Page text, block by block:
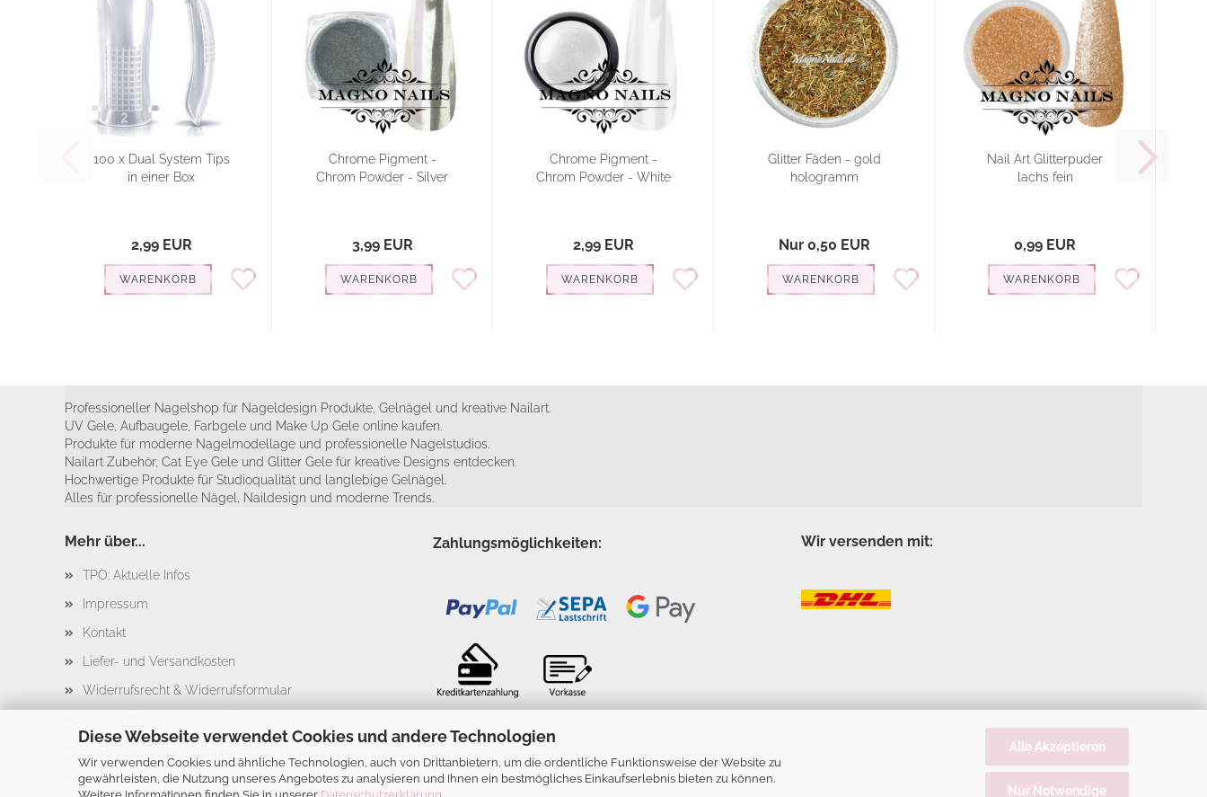
Diese Webseite verwendet Cookies und andere Technologien
Wir verwenden Cookies und ähnliche Technologien, auch von Drittanbietern, um die ordentliche Funktionsweise der Website zu
gewährleisten, die Nutzung unseres Angebotes zu analysieren und Ihnen ein bestmögliches Einkaufserlebnis bieten zu können.
Weitere Informationen finden Sie in unserer Datenschutzerklärung
Alle Akzeptieren
Nur Notwendige
100 x Dual System Tips
in einer Box
2,99 EUR
WARENKORB
Chrome Pigment -
Chrom Powder - Silver
3,99 EUR
WARENKORB
Chrome Pigment -
Chrom Powder - White
2,99 EUR
WARENKORB
Glitter Fäden - gold
hologramm
Nur 0,50 EUR
WARENKORB
Nail Art Glitterpuder
lachs fein
0,99 EUR
WARENKORB
Professioneller Nagelshop für Nageldesign Produkte, Gelnägel und kreative Nailart.
UV Gele, Aufbaugele, Farbgele und Make Up Gele online kaufen.
Produkte für moderne Nagelmodellage und professionelle Nagelstudios.
Nailart Zubehör, Cat Eye Gele und Glitter Gele für kreative Designs entdecken.
Hochwertige Produkte für Studioqualität und langlebige Gelnägel.
Alles für professionelle Nägel, Naildesign und moderne Trends.
Mehr über...
TPO: Aktuelle Infos
Impressum
Kontakt
Liefer- und Versandkosten
Widerrufsrecht & Widerrufsformular
Cookie Einstellungen
Zahlungsmöglichkeiten: Wir versenden mit: